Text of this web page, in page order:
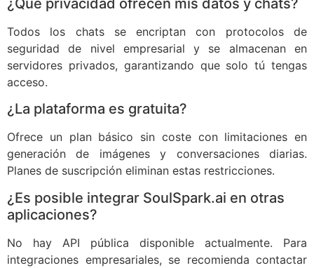
Todos los chats se encriptan con protocolos de
seguridad de nivel empresarial y se almacenan en
servidores privados, garantizando que solo tú tengas
acceso.
¿La plataforma es gratuita?
Ofrece un plan básico sin coste con limitaciones en
generación de imágenes y conversaciones diarias.
Planes de suscripción eliminan estas restricciones.
¿Es posible integrar SoulSpark.ai en otras
aplicaciones?
No hay API pública disponible actualmente. Para
integraciones empresariales, se recomienda contactar